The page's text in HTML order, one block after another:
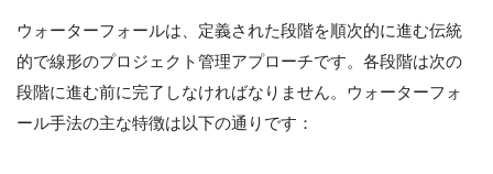
ウォーターフォールは、定義された段階を順次的に進む伝統
的で線形のプロジェクト管理アプローチです。各段階は次の
段階に進む前に完了しなければなりません。ウォーターフォ
ール手法の主な特徴は以下の通りです：